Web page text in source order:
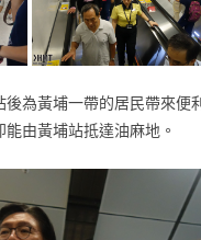
為黃埔一帶的居民帶來
由黃埔站抵達油麻地。